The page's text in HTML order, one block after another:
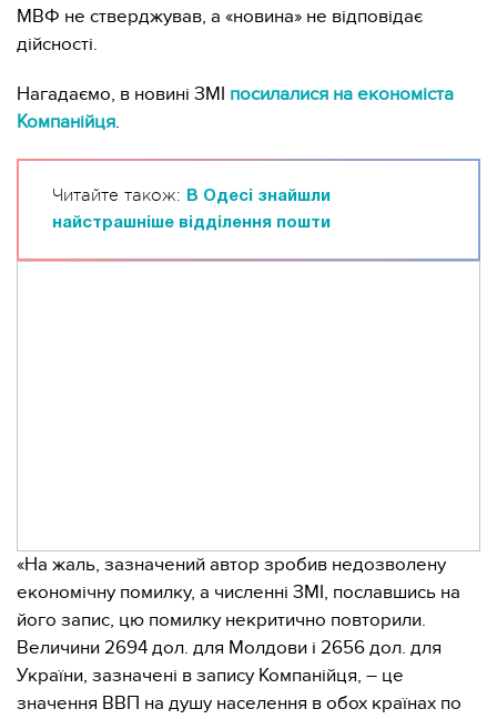
МВФ не стверджував, а «новина» не відповідає
дійсності.
Нагадаємо, в новині ЗМІ посилалися на економіста
Компанійця.
Читайте також:
В Одесі знайшли
найстрашніше відділення пошти
«На жаль, зазначений автор зробив недозволену
економічну помилку, а численні ЗМІ, пославшись на
його запис, цю помилку некритично повторили.
Величини 2694 дол. для Молдови і 2656 дол. для
України, зазначені в запису Компанійця, – це
значення ВВП на душу населення в обох країнах по